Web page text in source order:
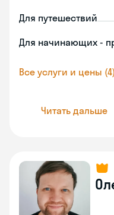
Для путешествий
Для начинающих -
Все услуги и цены (4)
Читать дальше